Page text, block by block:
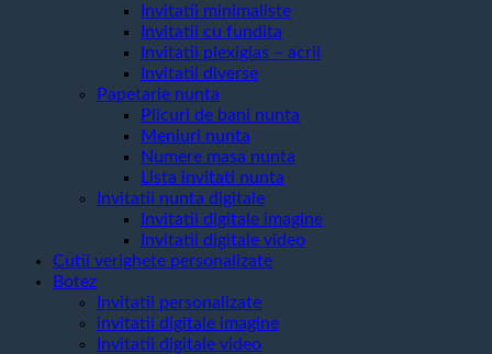
Invitatii minimaliste
Invitatii cu fundita
Invitatii plexiglas – acril
Invitatii diverse
Papetarie nunta
Plicuri de bani nunta
Meniuri nunta
Numere masa nunta
Lista invitati nunta
Invitatii nunta digitale
Invitatii digitale imagine
Invitatii digitale video
Cutii verighete personalizate
Botez
Invitatii personalizate
invitatii digitale imagine
Invitatii digitale video